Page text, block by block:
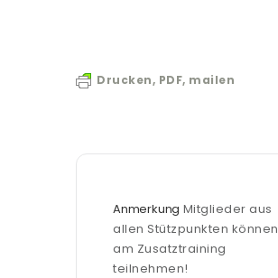
Drucken, PDF, mailen
Anmerkung Mitglieder aus
allen Stützpunkten können
am Zusatztraining
teilnehmen!